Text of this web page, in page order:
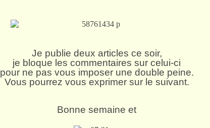
Je publie deux articles ce soir,
je bloque les commentaires sur celui-ci
pour ne pas vous imposer une double peine.
Vous pourrez vous exprimer sur le suivant.
Bonne semaine et